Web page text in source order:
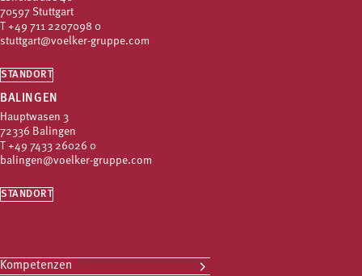
70597 Stuttgart
T +49 711 2207098 0
stuttgart@voelker-gruppe.com
STANDORT
BALINGEN
Hauptwasen 3
72336 Balingen
T +49 7433 26026 0
balingen@voelker-gruppe.com
STANDORT
Kompetenzen